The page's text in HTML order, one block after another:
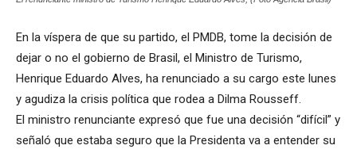
En la víspera de que su partido, el PMDB, tome la decisión de
dejar o no el gobierno de Brasil, el Ministro de Turismo,
Henrique Eduardo Alves, ha renunciado a su cargo este lunes
y agudiza la crisis política que rodea a Dilma Rousseff.
El ministro renunciante expresó que fue una decisión “difícil” y
señaló que estaba seguro que la Presidenta va a entender su